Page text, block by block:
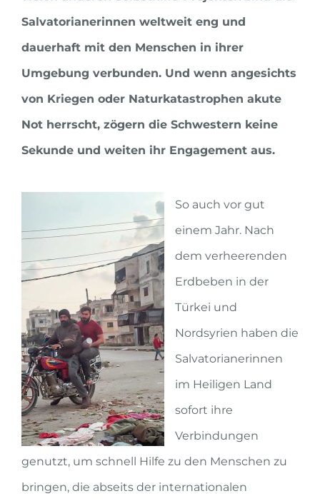
Salvatorianerinnen weltweit eng und
dauerhaft mit den Menschen in ihrer
Umgebung verbunden. Und wenn angesichts
von Kriegen oder Naturkatastrophen akute
Not herrscht, zögern die Schwestern keine
Sekunde und weiten ihr Engagement aus.
So auch vor gut
einem Jahr. Nach
dem verheerenden
Erdbeben in der
Türkei und
Nordsyrien haben die
Salvatorianerinnen
im Heiligen Land
sofort ihre
Verbindungen
genutzt, um schnell Hilfe zu den Menschen zu
bringen, die abseits der internationalen